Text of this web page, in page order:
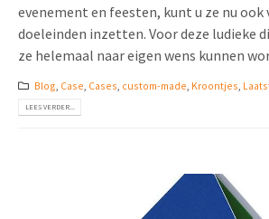
evenement en feesten, kunt u ze nu ook
doeleinden inzetten. Voor deze ludieke
ze helemaal naar eigen wens kunnen
Blog Case Cases custom-made Kroontjes
LEES VERDER...